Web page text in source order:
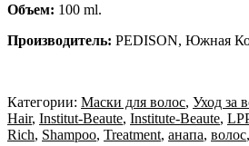
Объем: 100 ml.
Производитель: PEDISON, Южная
Категории: Маски для волос, Уход за
Hair, Institut-Beaute, Institute-Beaute,
Rich, Shampoo, Treatment, анапа, волос,